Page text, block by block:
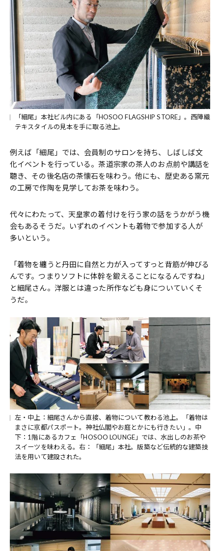
「細尾」本社ビル内にある「HOSOO FLAGSHIP STORE」。西陣織
テキスタイルの見本を手に取る池上。
例えば「細尾」では、会員制のサロンを持ち、しばしば文
化イベントを行っている。茶道宗家の茶人のお点前や講話を
聴き、その後名店の茶懐石を味わう。他にも、歴史ある窯元
の工房で作陶を見学してお茶を味わう。
代々にわたって、天皇家の着付けを行う家の話をうかがう機
会もあるそうだ。いずれのイベントも着物で参加する人が
多いという。
「着物を纏うと丹田に自然と力が入ってすっと背筋が伸びる
んです。つまりソフトに体幹を鍛えることになるんですね」
と細尾さん。洋服とは違った所作なども身についていくそ
うだ。
左・中上：細尾さんから直接、着物について教わる池上。「着物は
まさに京都パスポート。神社仏閣やお庭とかにも行きたい」。中
下：1階にあるカフェ「HOSOO LOUNGE」では、水出しのお茶や
スイーツを味わえる。右：「細尾」本社。版築など伝統的な建築技
法を用いて建設された。